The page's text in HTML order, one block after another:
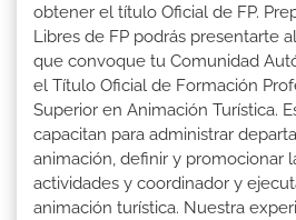
obtener el título Oficial de FP.
Libres de FP podrás presentarte
que convoque tu Comunidad
el Título Oficial de Formación
Superior en Animación Turística.
capacitan para administrar
animación, definir y promocionar
actividades y coordinador y
animación turística. Nuestra